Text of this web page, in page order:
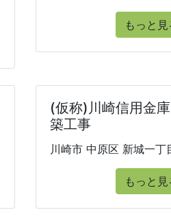
もっと見
(仮称)川崎信用金
築工事
川崎市 中原区 新城一丁
もっと見